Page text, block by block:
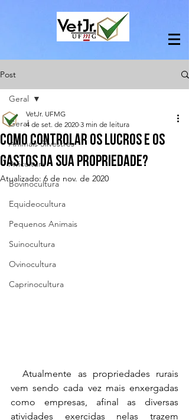
Post
Geral
Animais Silvestres
Avicultura
Bovinocultura
Equideocultura
Pequenos Animais
Suinocultura
Ovinocultura
Caprinocultura
Geral
Como controlar os lucros e os
gastos da sua propriedade?
VetJr. UFMG
4 de set. de 2020 3 min de leitura
Atualizado:6 de nov. de 2020
  Atualmente as propriedades rurais
vem sendo cada vez mais enxergadas
como empresas, afinal as diversas
atividades exercidas nelas trazem